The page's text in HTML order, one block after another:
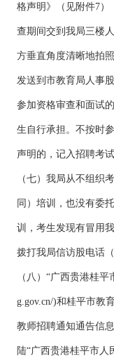
格声明》（见附件7）
查期间交到我局三楼
方垂直角度清晰地拍
发送到市教育局人事
参加资格审查和面试
生自行承担。不按时
声明的，记入招聘考试
（七）我局从不组织
同）培训，也没有委
训，考生发现有冒用
拨打我局信访股电话（
（八）“广西贵港桂
g.gov.cn/)和桂平市教
教师招聘通知通告信
陆“广西贵港桂平市